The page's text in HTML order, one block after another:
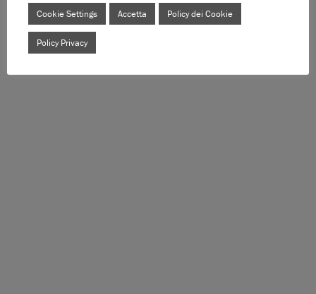
Cookie Settings Accetta Policy dei Cookie
Policy Privacy